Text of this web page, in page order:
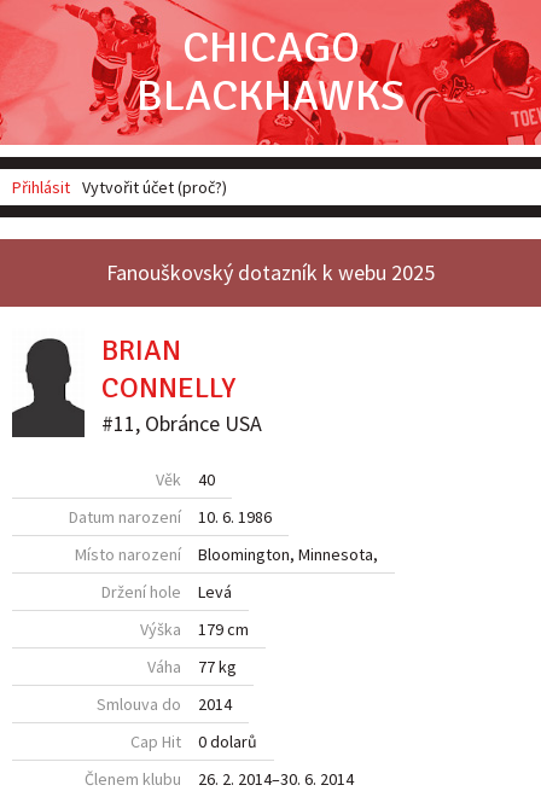
CHICAGO
BLACKHAWKS
Přihlásit Vytvořit účet (proč?)
Fanouškovský dotazník k webu 2025
BRIAN
CONNELLY
#11, Obránce USA
Věk
40
Datum narození
10. 6. 1986
Místo narození
Bloomington, Minnesota,
Držení hole
Levá
Výška
179 cm
Váha
77 kg
Smlouva do
2014
Cap Hit
0 dolarů
Členem klubu
26. 2. 2014–30. 6. 2014